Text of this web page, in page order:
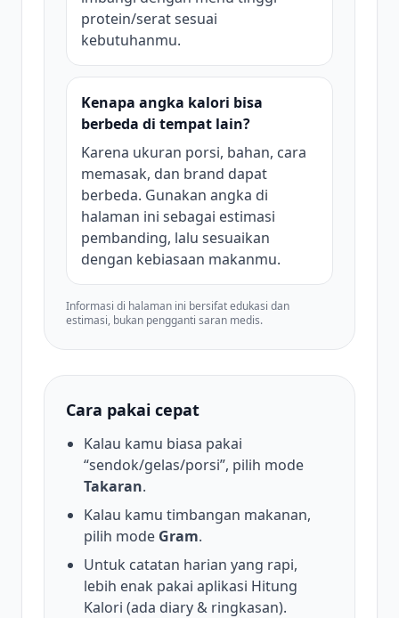
protein/serat sesuai
kebutuhanmu.
Kenapa angka kalori bisa
berbeda di tempat lain?
Karena ukuran porsi, bahan, cara
memasak, dan brand dapat
berbeda. Gunakan angka di
halaman ini sebagai estimasi
pembanding, lalu sesuaikan
dengan kebiasaan makanmu.
Informasi di halaman ini bersifat edukasi dan
estimasi, bukan pengganti saran medis.
Cara pakai cepat
Kalau kamu biasa pakai
“sendok/gelas/porsi”, pilih mode
Takaran.
Kalau kamu timbangan makanan,
pilih mode Gram.
Untuk catatan harian yang rapi,
lebih enak pakai aplikasi Hitung
Kalori (ada diary & ringkasan).